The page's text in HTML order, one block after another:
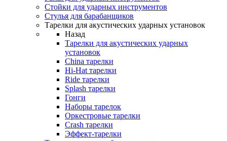
Стойки для ударных инструментов
Стулья для барабанщиков
Тарелки для акустических ударных установок
Назад
Тарелки для акустических ударных
установок
China тарелки
Hi-Hat тарелки
Ride тарелки
Splash тарелки
Гонги
Наборы тарелок
Оркестровые тарелки
Сrash тарелки
Эффект-тарелки